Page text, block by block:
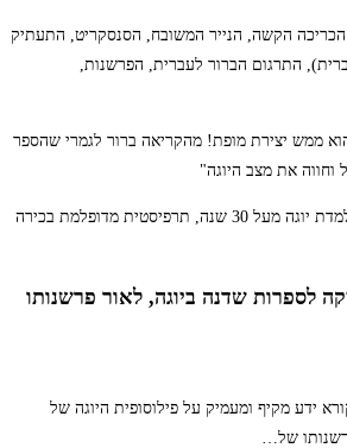
הקשה, הנייר המשובח, הסנסקריט, התעתיק
התרגום הברור לעברית, הפרשנות,
ממש יצירת מופת! מהקריאה ברור לגמרי שהספר
וחווה את מצב היוגה"
- מתרגלת ומלמדת יוגה מעל 30 שנה, תרפיסטית מדופלמת בכירה
לספרות שדנה ביוגה, לאור פרשנותו
ידע מקיף ומעמיק על פילוסופית היוגה של
של…